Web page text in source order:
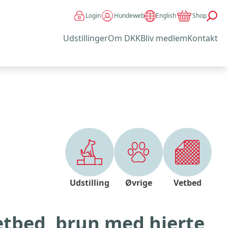
Login Hundeweb English Shop
UdstillingerOm DKKBliv medlemKontakt
Udstilling Øvrige Vetbed
brun med hjerte